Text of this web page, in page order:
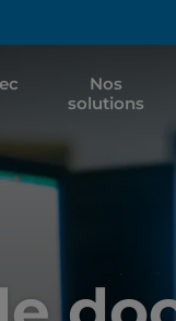
Nos
solutions